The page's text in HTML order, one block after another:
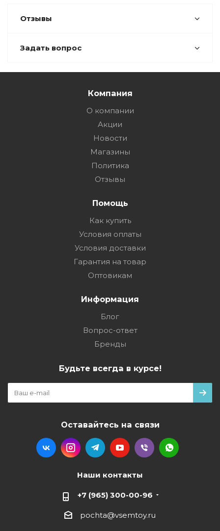
Отзывы
Задать вопрос
Компания
О компании
Акции
Новости
Магазины
Политика
Отзывы
Помощь
Как купить
Условия оплаты
Условия доставки
Гарантия на товар
Оптовикам
Информация
Блог
Вопрос-ответ
Бренды
Будьте всегда в курсе!
Оставайтесь на связи
Наши контакты
+7 (965) 300-00-96
pochta@vsemtoy.ru